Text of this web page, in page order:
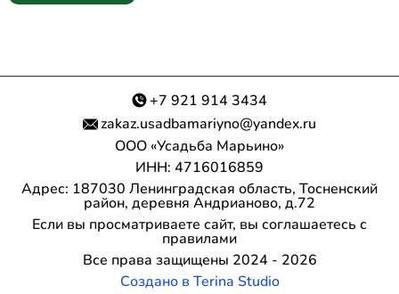
+7 921 914 3434
zakaz.usadbamariyno@yandex.ru
ООО «Усадьба Марьино»
ИНН: 4716016859
Адрес: 187030 Ленинградская область, Тосненский
район, деревня Андрианово, д.72
Если вы просматриваете сайт, вы соглашаетесь с
правилами
Все права защищены 2024 - 2026
Создано в Terina Studio